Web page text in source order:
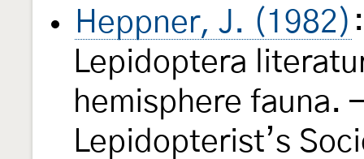
Heppner, J. (1982)
Lepidoptera
hemisphere fauna.
Lepidopterist’s